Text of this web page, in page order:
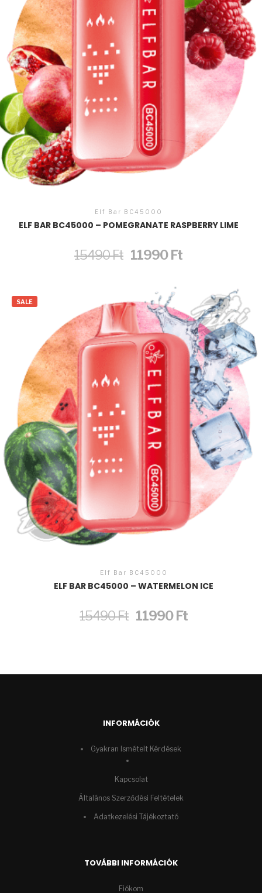
Elf Bar BC45000
ELF BAR BC45000 – POMEGRANATE RASPBERRY LIME
15490Ft Original
price
11990 FtCurrent
price
SALE
Elf Bar BC45000
ELF BAR BC45000 – WATERMELON ICE
15490Ft Original
price
11990 FtCurrent
price
INFORMÁCIÓK
Gyakran Ismételt Kérdések
Kapcsolat
Általános Szerződési Feltételek
Adatkezelési Tájékoztató
TOVÁBBI INFORMÁCIÓK
Fiókom